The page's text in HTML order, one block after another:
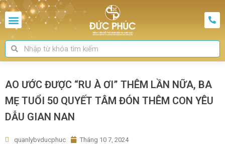
AO ƯỚC ĐƯỢC “RU À ƠI” THÊM LẦN NỮA, BA
MẸ TUỔI 50 QUYẾT TÂM ĐÓN THÊM CON YÊU
DẪU GIAN NAN
quanlybvducphuc Tháng 10 7, 2024